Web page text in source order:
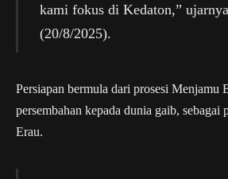
kami fokus di Kedaton,”
(20/8/2025).
Persiapan bermula dari prosesi Menjamu
persembahan kepada dunia gaib, sebagai
Erau.